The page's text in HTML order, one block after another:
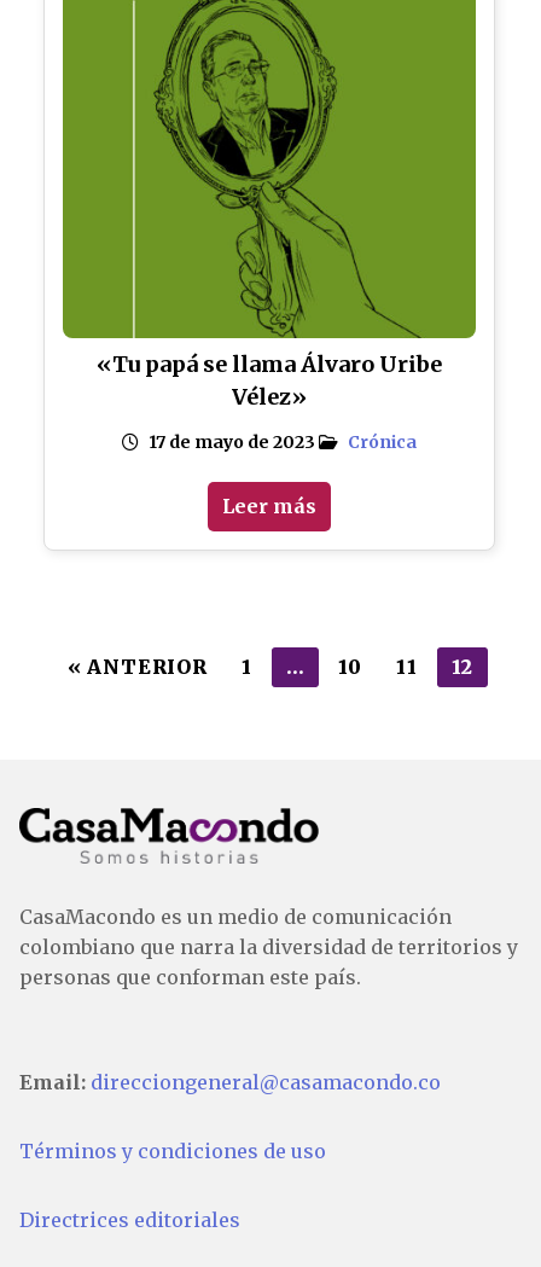
«Tu papá se llama Álvaro Uribe
Vélez»
17 de mayo de 2023 Crónica
Leer más
Paginación
« ANTERIOR 1 … 10 11 12
CasaMacondo es un medio de comunicación
colombiano que narra la diversidad de territorios y
personas que conforman este país.
Email: direcciongeneral@casamacondo.co
Términos y condiciones de uso
Directrices editoriales